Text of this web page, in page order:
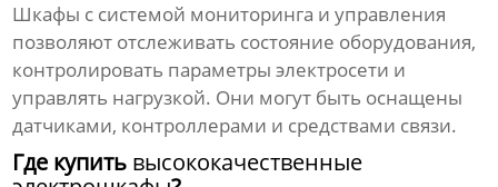
Шкафы с системой мониторинга и управления
позволяют отслеживать состояние оборудования,
контролировать параметры электросети и
управлять нагрузкой. Они могут быть оснащены
датчиками, контроллерами и средствами связи.
Где купить высококачественные